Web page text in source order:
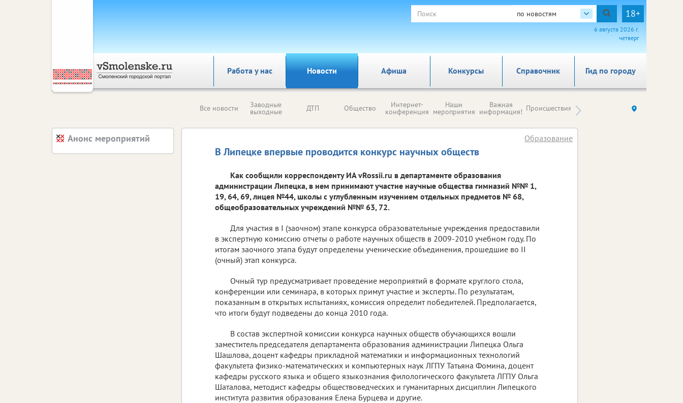
по новостям 18+
6 августа 2026 г.
четверг
Работа у нас Новости Афиша Справочник Гид по городу
Конкурсы
Все новости Заводные
выходные ДТП Общество Интернет-
конференция
Наши
мероприятия
Важная
информация! Происшествия Здоровье компаний (на
В Липецке впервые проводится конкурс научных обществ
Образование
Как сообщили корреспонденту ИА vRossii.ru в департаменте образования
администрации Липецка, в нем принимают участие научные общества гимназий №№ 1,
19, 64, 69, лицея №44, школы с углубленным изучением отдельных предметов № 68,
общеобразовательных учреждений №№ 63, 72.
Для участия в I (заочном) этапе конкурса образовательные учреждения предоставили
в экспертную комиссию отчеты о работе научных обществ в 2009-2010 учебном году. По
итогам заочного этапа будут определены ученические объединения, прошедшие во II
(очный) этап конкурса.
Очный тур предусматривает проведение мероприятий в формате круглого стола,
конференции или семинара, в которых примут участие и эксперты. По результатам,
показанным в открытых испытаниях, комиссия определит победителей. Предполагается,
что итоги будут подведены до конца 2010 года.
В состав экспертной комиссии конкурса научных обществ обучающихся вошли
заместитель председателя департамента образования администрации Липецка Ольга
Шашлова, доцент кафедры прикладной математики и информационных технологий
факультета физико-математических и компьютерных наук ЛГПУ Татьяна Фомина, доцент
кафедры русского языка и общего языкознания филологического факультета ЛГПУ Ольга
Шаталова, методист кафедры обществоведческих и гуманитарных дисциплин Липецкого
института развития образования Елена Бурцева и другие.
Анонс мероприятий